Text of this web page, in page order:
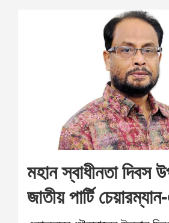
মহান স্বাধীনতা দিবস
জাতীয় পার্টি